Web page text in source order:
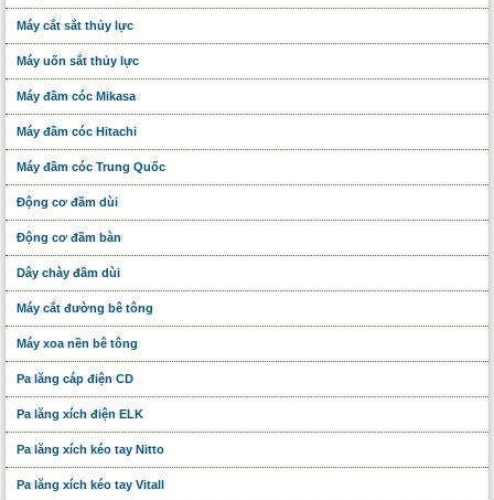
Máy cắt sắt thủy lực
Máy uốn sắt thủy lực
Máy đầm cóc Mikasa
Máy đầm cóc Hitachi
Máy đầm cóc Trung Quốc
Động cơ đầm dùi
Động cơ đầm bàn
Dây chày đầm dùi
Máy cắt đường bê tông
Máy xoa nền bê tông
Pa lăng cáp điện CD
Pa lăng xích điện ELK
Pa lăng xích kéo tay Nitto
Pa lăng xích kéo tay Vitall